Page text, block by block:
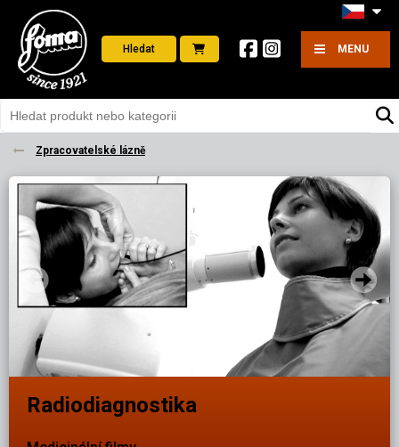
Hledat MENU
Zpracovatelské lázně
Radiodiagnostika